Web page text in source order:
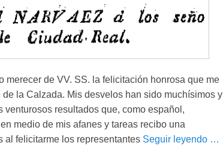
merecer de VV. SS. la felicitación honrosa que me
la Calzada. Mis desvelos han sido muchísimos y
resultados que, como español,
medio de mis afanes y tareas recibo una
al felicitarme los representantes Seguir leyendo …